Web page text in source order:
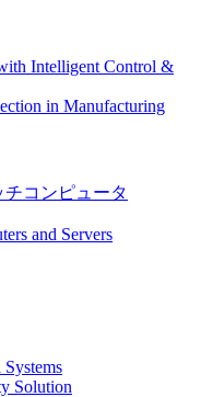
Intelligent Control &
in Manufacturing
コンピュータ
and Servers
Solution